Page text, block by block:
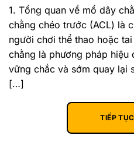
1. Tổng quan về mổ dây
chằng chéo trước (ACL) là
người chơi thể thao hoặc
chằng là phương pháp
vững chắc và sớm quay lại
[…]
TIẾP